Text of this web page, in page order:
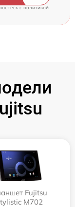
cполитикой
Fujitsu
M702